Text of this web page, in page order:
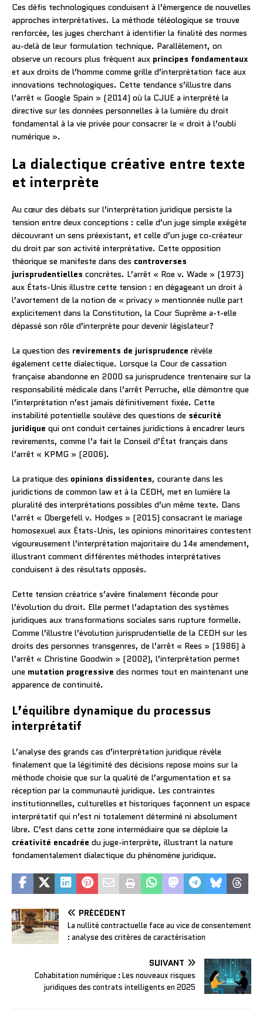
Ces défis technologiques conduisent à l’émergence de nouvelles
approches interprétatives. La méthode téléologique se trouve
renforcée, les juges cherchant à identifier la finalité des normes
au-delà de leur formulation technique. Parallèlement, on
observe un recours plus fréquent aux principes fondamentaux
et aux droits de l’homme comme grille d’interprétation face aux
innovations technologiques. Cette tendance s’illustre dans
l’arrêt « Google Spain » (2014) où la CJUE a interprété la
directive sur les données personnelles à la lumière du droit
fondamental à la vie privée pour consacrer le « droit à l’oubli
numérique ».
La dialectique créative entre texte
et interprète
Au cœur des débats sur l’interprétation juridique persiste la
tension entre deux conceptions : celle d’un juge simple exégète
découvrant un sens préexistant, et celle d’un juge co-créateur
du droit par son activité interprétative. Cette opposition
théorique se manifeste dans des controverses
jurisprudentielles concrètes. L’arrêt « Roe v. Wade » (1973)
aux États-Unis illustre cette tension : en dégageant un droit à
l’avortement de la notion de « privacy » mentionnée nulle part
explicitement dans la Constitution, la Cour Suprême a-t-elle
dépassé son rôle d’interprète pour devenir législateur?
La question des revirements de jurisprudence révèle
également cette dialectique. Lorsque la Cour de cassation
française abandonne en 2000 sa jurisprudence trentenaire sur la
responsabilité médicale dans l’arrêt Perruche, elle démontre que
l’interprétation n’est jamais définitivement fixée. Cette
instabilité potentielle soulève des questions de sécurité
juridique qui ont conduit certaines juridictions à encadrer leurs
revirements, comme l’a fait le Conseil d’État français dans
l’arrêt « KPMG » (2006).
La pratique des opinions dissidentes, courante dans les
juridictions de common law et à la CEDH, met en lumière la
pluralité des interprétations possibles d’un même texte. Dans
l’arrêt « Obergefell v. Hodges » (2015) consacrant le mariage
homosexuel aux États-Unis, les opinions minoritaires contestent
vigoureusement l’interprétation majoritaire du 14e amendement,
illustrant comment différentes méthodes interprétatives
conduisent à des résultats opposés.
Cette tension créatrice s’avère finalement féconde pour
l’évolution du droit. Elle permet l’adaptation des systèmes
juridiques aux transformations sociales sans rupture formelle.
Comme l’illustre l’évolution jurisprudentielle de la CEDH sur les
droits des personnes transgenres, de l’arrêt « Rees » (1986) à
l’arrêt « Christine Goodwin » (2002), l’interprétation permet
une mutation progressive des normes tout en maintenant une
apparence de continuité.
L’équilibre dynamique du processus
interprétatif
L’analyse des grands cas d’interprétation juridique révèle
finalement que la légitimité des décisions repose moins sur la
méthode choisie que sur la qualité de l’argumentation et sa
réception par la communauté juridique. Les contraintes
institutionnelles, culturelles et historiques façonnent un espace
interprétatif qui n’est ni totalement déterminé ni absolument
libre. C’est dans cette zone intermédiaire que se déploie la
créativité encadrée du juge-interprète, illustrant la nature
fondamentalement dialectique du phénomène juridique.
PRÉCÉDENT
La nullité contractuelle face au vice de consentement
: analyse des critères de caractérisation
SUIVANT
Cohabitation numérique : Les nouveaux risques
juridiques des contrats intelligents en 2025